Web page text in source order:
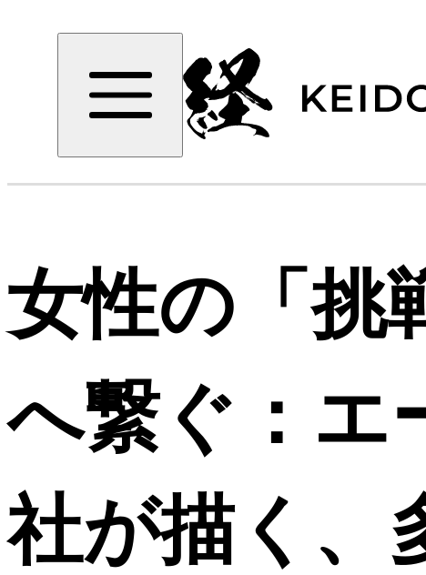
女性の「挑
へ繋ぐ：エ
社が描く、